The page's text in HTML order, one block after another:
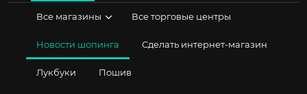
Все магазины Все торговые центры
Новости шопинга Сделать интернет-магазин
Лукбуки Пошив